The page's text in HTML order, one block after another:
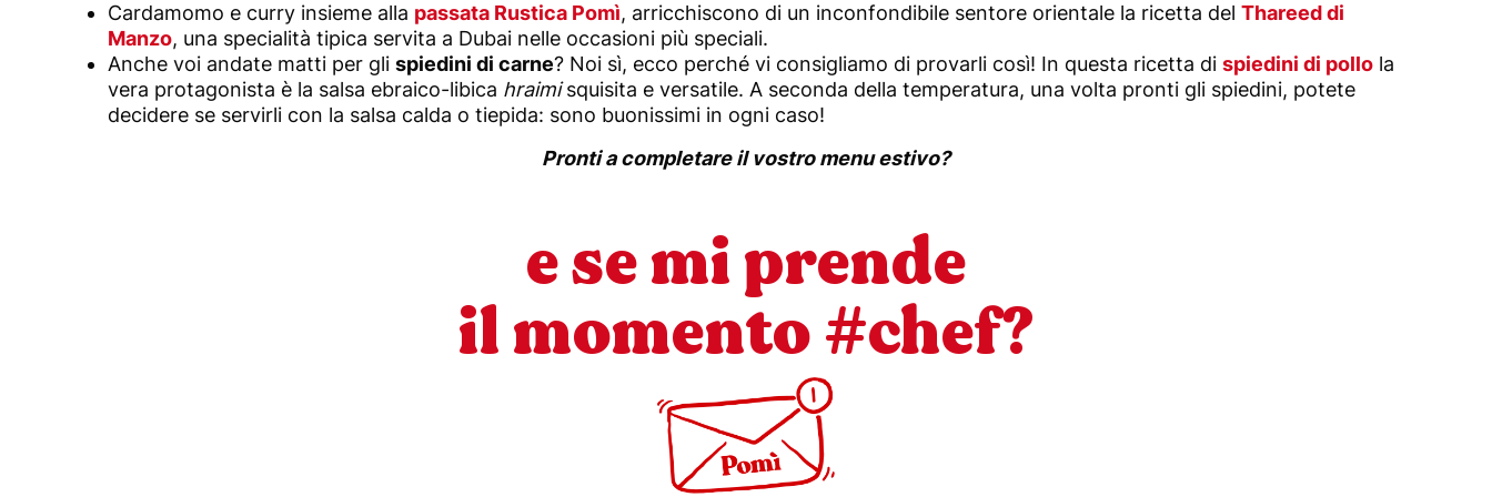
Cardamomo e curry insieme alla passata Rustica Pomì, arricchiscono di un inconfondibile sentore orientale la ricetta del Thareed di
Manzo, una specialità tipica servita a Dubai nelle occasioni più speciali.
Anche voi andate matti per gli spiedini di carne? Noi sì, ecco perché vi consigliamo di provarli così! In questa ricetta di spiedini di pollo la
vera protagonista è la salsa ebraico-libica hraimisquisita e versatile. A seconda della temperatura, una volta pronti gli spiedini, potete
decidere se servirli con la salsa calda o tiepida: sono buonissimi in ogni caso!
Pronti a completare il vostro menu estivo?
e se mi prende
il momento #chef?